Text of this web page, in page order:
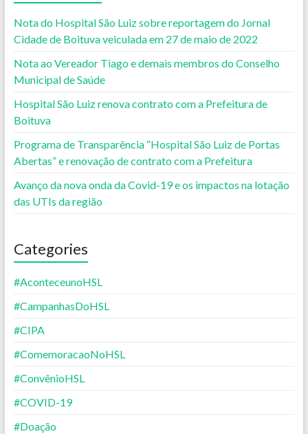
Nota do Hospital São Luiz sobre reportagem do Jornal
Cidade de Boituva veiculada em 27 de maio de 2022
Nota ao Vereador Tiago e demais membros do Conselho
Municipal de Saúde
Hospital São Luiz renova contrato com a Prefeitura de
Boituva
Programa de Transparência “Hospital São Luiz de Portas
Abertas” e renovação de contrato com a Prefeitura
Avanço da nova onda da Covid-19 e os impactos na lotação
das UTIs da região
Categories
#AconteceunoHSL
#CampanhasDoHSL
#CIPA
#ComemoracaoNoHSL
#ConvênioHSL
#COVID-19
#Doação